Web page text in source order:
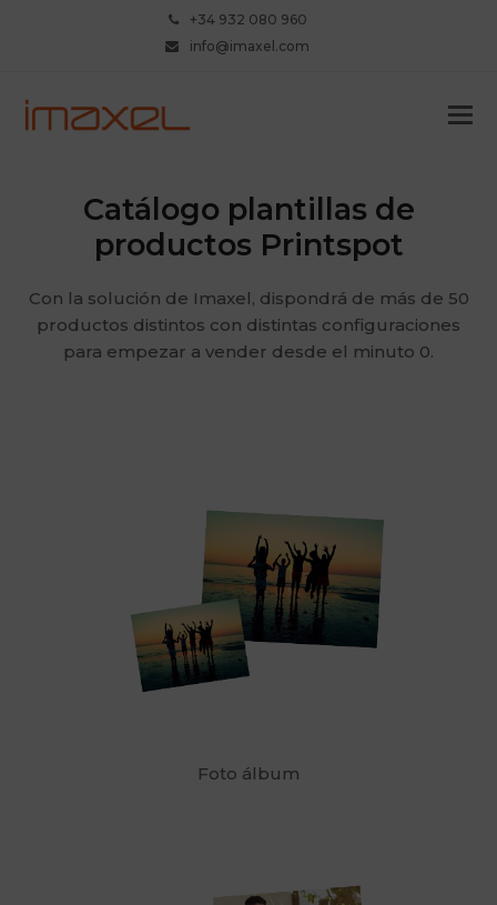
+34 932 080 960
info@imaxel.com
Catálogo plantillas de
productos Printspot
Con la solución de Imaxel, dispondrá de más de 50
productos distintos con distintas configuraciones
para empezar a vender desde el minuto 0.
Foto álbum